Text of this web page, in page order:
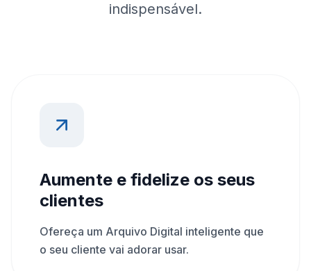
indispensável.
Aumente e fidelize os seus
clientes
Ofereça um Arquivo Digital inteligente que
o seu cliente vai adorar usar.